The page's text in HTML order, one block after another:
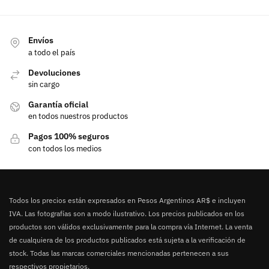
Envíos
a todo el país
Devoluciones
sin cargo
Garantía oficial
en todos nuestros productos
Pagos 100% seguros
con todos los medios
Todos los precios están expresados en Pesos Argentinos AR$ e incluyen
IVA. Las fotografías son a modo ilustrativo. Los precios publicados en los
productos son válidos exclusivamente para la compra vía Internet. La venta
de cualquiera de los productos publicados está sujeta a la verificación de
stock. Todas las marcas comerciales mencionadas pertenecen a sus
respectivos propietarios.